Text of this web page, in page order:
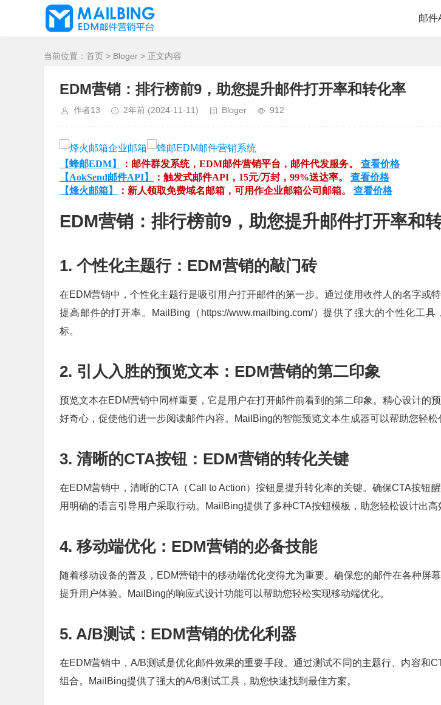
邮件
当前位置： 首页 > Bloger > 正文内容
EDM营销：排行榜前9，助您提升邮件打开率和转化率
作者13 2年前 (2024-11-11) Bloger 912
【蜂邮EDM】 ：邮件群发系统，EDM邮件营销平台，邮件代发服务。 查看价格
【AokSend邮件API】
：触发式邮件API，15元/万封，99%送达率。 查看价格
【烽火邮箱】
：新人领取免费域名邮箱，可用作企业邮箱公司邮箱。 查看价格
EDM营销：排行榜前9，助您提升邮件打开率和
1. 个性化主题行：EDM营销的敲门砖
在EDM营销中，个性化主题行是吸引用户打开邮件的第一步。通过使用收件人的名字或
提高邮件的打开率。MailBing（https://www.mailbing.com/）提供了强大的个性化工具
标。
2. 引人入胜的预览文本：EDM营销的第二印象
预览文本在EDM营销中同样重要，它是用户在打开邮件前看到的第二印象。精心设计的
好奇心，促使他们进一步阅读邮件内容。MailBing的智能预览文本生成器可以帮助您轻松
3. 清晰的CTA按钮：EDM营销的转化关键
在EDM营销中，清晰的CTA（Call to Action）按钮是提升转化率的关键。确保CTA按钮
用明确的语言引导用户采取行动。MailBing提供了多种CTA按钮模板，助您轻松设计出高
4. 移动端优化：EDM营销的必备技能
随着移动设备的普及，EDM营销中的移动端优化变得尤为重要。确保您的邮件在各种屏
提升用户体验。MailBing的响应式设计功能可以帮助您轻松实现移动端优化。
5. A/B测试：EDM营销的优化利器
在EDM营销中，A/B测试是优化邮件效果的重要手段。通过测试不同的主题行、内容和
组合。MailBing提供了强大的A/B测试工具，助您快速找到最佳方案。